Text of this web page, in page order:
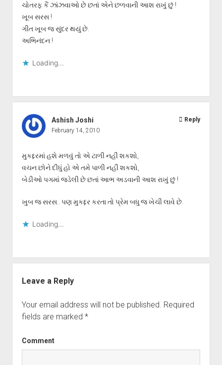
ચોતરફ કૈં ઝાંઝવાઓ છે છતાં એને છળવાની આશ રાખું છું !
ખૂબ સરસ !
ગીત ખૂબ જ સુંદર થયું છે.
અભિનંદન !
Loading...
Ashish Joshi
February 14, 2010
મુકદ્દરમાં હશે મળવું તો એ ટાળી નહીં શકશો,
વચન છોને દીધું હો એ તમે પાળી નહીં શકશો,
બેડીઓ પગમાં જડેલી છે છતાં આભ અડવાની આશ રાખું છું !
ખુબ જ સરસ.. પણ મુકદ્દર કરતા તો પ્રેમ બધુ જ ખેચી લાવે છે.
Loading...
Reply
Leave a Reply
Your email address will not be published. Required
fields are marked *
Comment